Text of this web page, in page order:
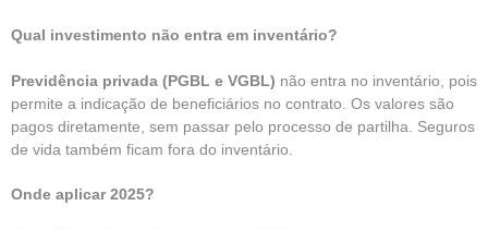
Qual investimento não entra em inventário?
Previdência privada (PGBL e VGBL) não entra no inventário, pois
permite a indicação de beneficiários no contrato. Os valores são
pagos diretamente, sem passar pelo processo de partilha. Seguros
de vida também ficam fora do inventário.
Onde aplicar 2025?